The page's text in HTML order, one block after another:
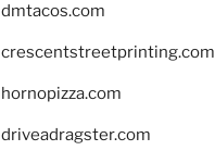
dmtacos.com
crescentstreetprinting.com
hornopizza.com
driveadragster.com